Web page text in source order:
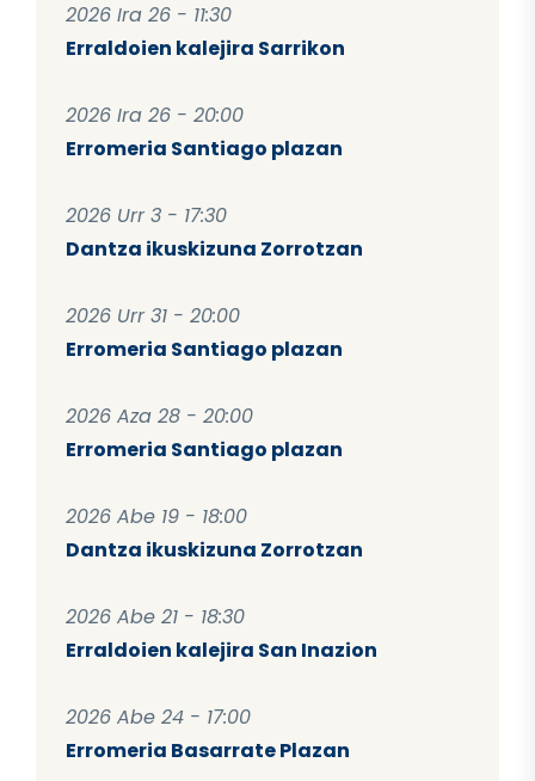
2026 Ira 26 - 11:30
Erraldoien kalejira Sarrikon
2026 Ira 26 - 20:00
Erromeria Santiago plazan
2026 Urr 3 - 17:30
Dantza ikuskizuna Zorrotzan
2026 Urr 31 - 20:00
Erromeria Santiago plazan
2026 Aza 28 - 20:00
Erromeria Santiago plazan
2026 Abe 19 - 18:00
Dantza ikuskizuna Zorrotzan
2026 Abe 21 - 18:30
Erraldoien kalejira San Inazion
2026 Abe 24 - 17:00
Erromeria Basarrate Plazan